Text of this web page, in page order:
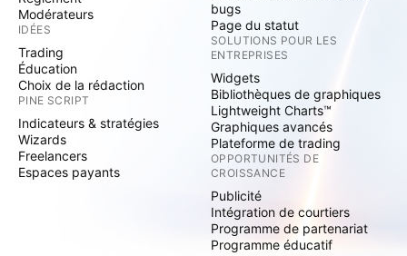
Modérateurs
IDÉES
Trading
Éducation
Choix de la rédaction
PINE SCRIPT
Indicateurs & stratégies
Wizards
Freelancers
Espaces payants
bugs
Page du statut
SOLUTIONS POUR LES
ENTREPRISES
Widgets
Bibliothèques de graphiques
Lightweight Charts™
Graphiques avancés
Plateforme de trading
OPPORTUNITÉS DE
CROISSANCE
Publicité
Intégration de courtiers
Programme de partenariat
Programme éducatif